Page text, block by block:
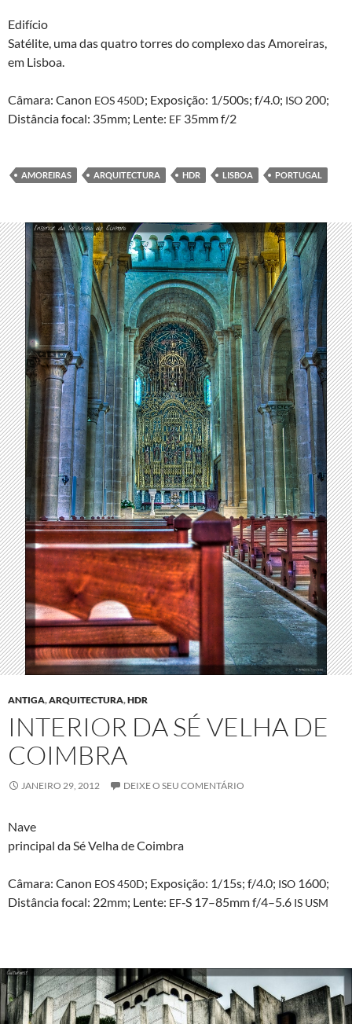
Edifí­cio
Satélite, uma das qua­tro tor­res do com­plexo das Amor­eiras,
em Lisboa.
Câmara: Canon EOS450D; Exposição: 1/500s; f/4.0; ISO 200;
Dis­tân­cia focal: 35mm; Lente: EF 35mm f/2
AMOREIRAS ARQUITECTURA HDR LISBOA PORTUGAL
ANTIGA,ARQUITECTURA,HDR
INTERIOR DA SÉ VELHA DE
COIMBRA
JANEIRO 29, 2012 DEIXE O SEU COMENTÁRIO
Nave
prin­ci­pal da Sé Vel­ha de Coimbra
Câmara: Canon EOS450D; Exposição: 1/15s; f/4.0; ISO 1600;
Dis­tân­cia focal: 22mm; Lente: EF‑S 17–85mm f/4–5.6 IS USM